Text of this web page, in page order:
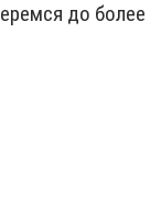
до более